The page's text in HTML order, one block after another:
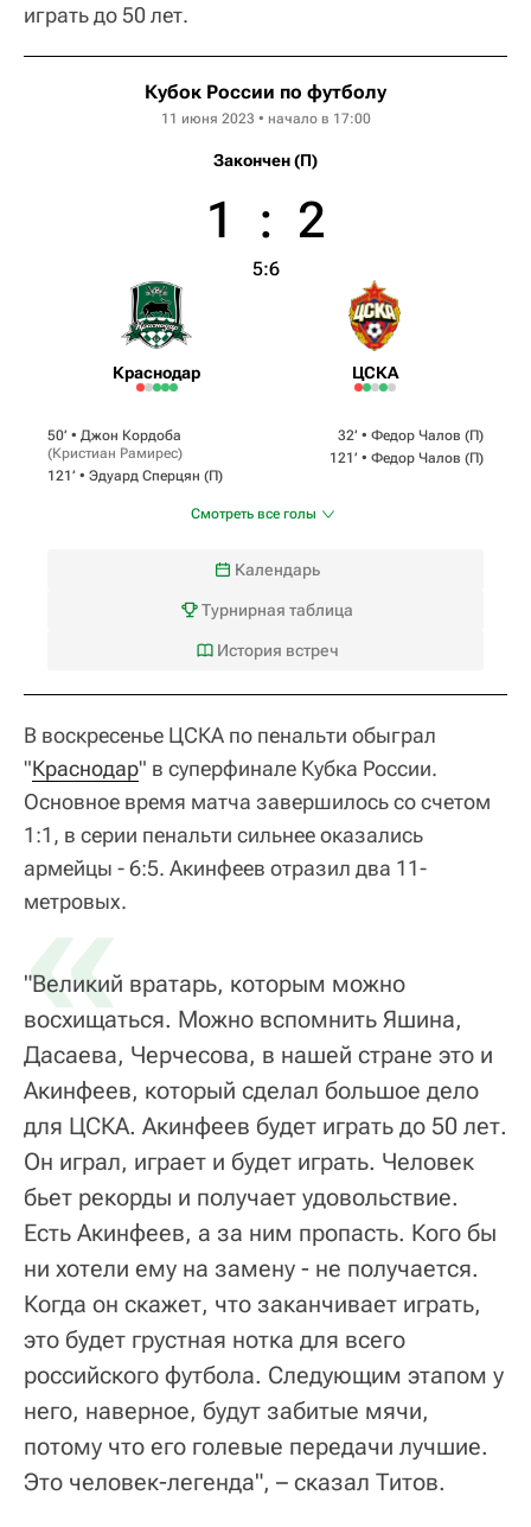
играть до 50 лет.
Кубок России по футболу
11 июня 2023 • начало в 17:00
Закончен (П)
Краснодар
1 : 2
5:6
ЦСКА
50‎’‎ • Джон Кордоба
(Кристиан Рамирес)
121‎’‎ • Эдуард Сперцян (П)
32‎’‎ • Федор Чалов (П)
121‎’‎ • Федор Чалов (П)
Смотреть все голы
Календарь
Турнирная таблица
История встреч
В воскресенье ЦСКА по пенальти обыграл
"Краснодар" в суперфинале Кубка России.
Основное время матча завершилось со счетом
1:1, в серии пенальти сильнее оказались
армейцы - 6:5. Акинфеев отразил два 11-
метровых.
«
"Великий вратарь, которым можно
восхищаться. Можно вспомнить Яшина,
Дасаева, Черчесова, в нашей стране это и
Акинфеев, который сделал большое дело
для ЦСКА. Акинфеев будет играть до 50 лет.
Он играл, играет и будет играть. Человек
бьет рекорды и получает удовольствие.
Есть Акинфеев, а за ним пропасть. Кого бы
ни хотели ему на замену - не получается.
Когда он скажет, что заканчивает играть,
это будет грустная нотка для всего
российского футбола. Следующим этапом у
него, наверное, будут забитые мячи,
потому что его голевые передачи лучшие.
Это человек-легенда", – сказал Титов.